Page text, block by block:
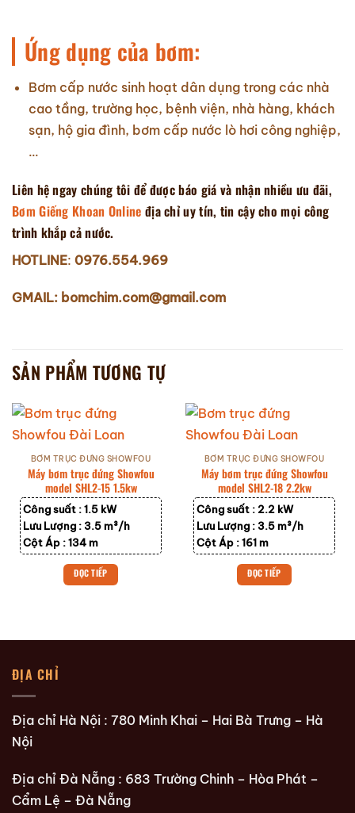
Ứng dụng của bơm:
Bơm cấp nước sinh hoạt dân dụng trong các nhà
cao tầng, trường học, bệnh viện, nhà hàng, khách
sạn, hộ gia đình, bơm cấp nước lò hơi công nghiệp,
…
Liên hệ ngay chúng tôi để được báo giá và nhận nhiều ưu đãi,
Bơm Giếng Khoan Online địa chỉ uy tín, tin cậy cho mọi công
trình khắp cả nước.
HOTLINE: 0976.554.969
GMAIL: bomchim.com@gmail.com
SẢN PHẨM TƯƠNG TỰ
BƠM TRỤC ĐỨNG SHOWFOU
Máy bơm trục đứng Showfou
model SHL2-15 1.5kw
Công suất :1.5 kW
Lưu Lượng : 3.5 m³/h
Cột Áp :134 m
ĐỌC TIẾP
BƠM TRỤC ĐỨNG SHOWFOU
Máy bơm trục đứng Showfou
model SHL2-18 2.2kw
Công suất : 2.2 kW
Lưu Lượng : 3.5 m³/h
Cột Áp :161 m
ĐỌC TIẾP
ĐỊA CHỈ
Địa chỉ Hà Nội : 780 Minh Khai – Hai Bà Trưng – Hà
Nội
Địa chỉ Đà Nẵng : 683 Trường Chinh – Hòa Phát –
Cẩm Lệ – Đà Nẵng